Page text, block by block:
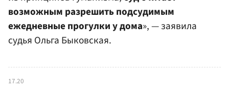
возможным разрешить подсудимым
ежедневные прогулки у дома», — заявила
судья Ольга Быковская.
17.20